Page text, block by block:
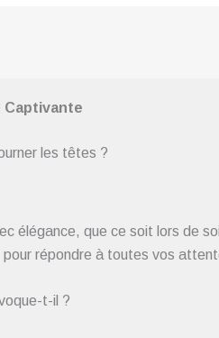
Captivante
les têtes ?
élégance, que ce soit lors de
répondre à toutes vos
t-il ?